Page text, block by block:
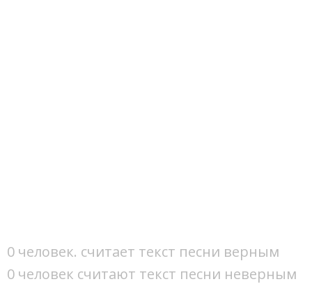
0 человек. считает текст песни верным
0 человек считают текст песни неверным